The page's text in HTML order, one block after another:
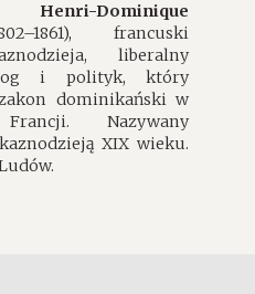
Dominique
francuski
liberalny
i polityk, który
dominikański w
Nazywany
XIX wieku.